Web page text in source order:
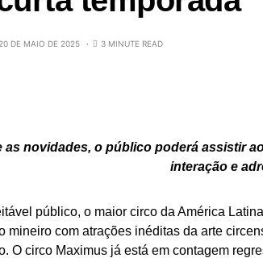
20 DE MAIO DE 2025 3 MINUTE READ
as novidades, o público poderá assistir
interação e
público, o maior circo da América
mineiro com atrações inéditas da arte
O circo Maximus já está em contagem